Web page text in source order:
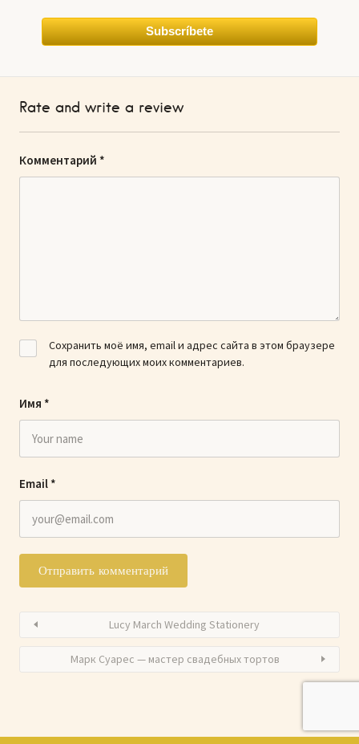
Subscríbete
Rate and write a review
Комментарий *
Имя *
Email *
Сохранить моё имя, email и адрес сайта в этом браузере
для последующих моих комментариев.
Lucy March Wedding Stationery
Марк Суарес — мастер свадебных тортов